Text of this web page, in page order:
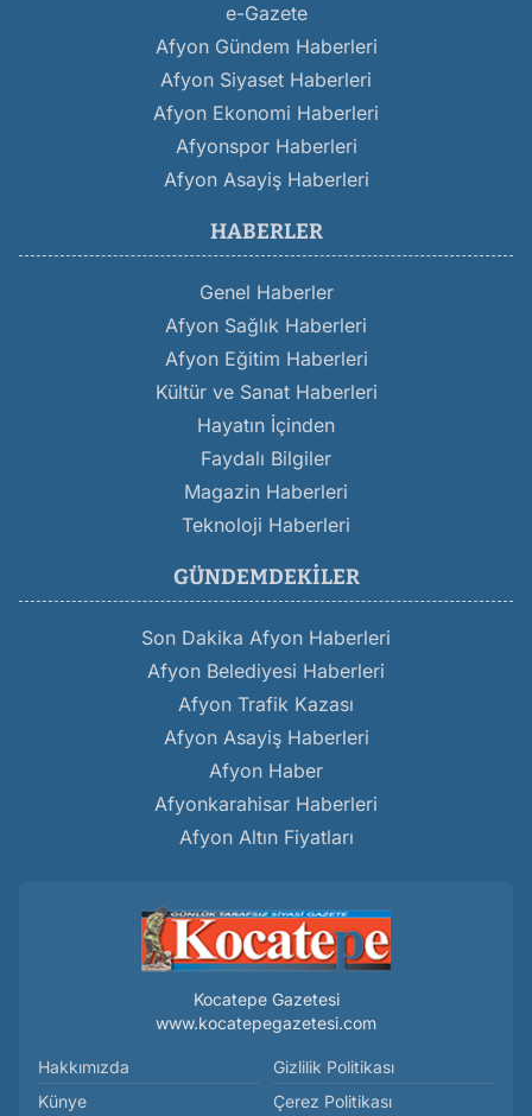
e-Gazete
Afyon Gündem Haberleri
Afyon Siyaset Haberleri
Afyon Ekonomi Haberleri
Afyonspor Haberleri
Afyon Asayiş Haberleri
HABERLER
Genel Haberler
Afyon Sağlık Haberleri
Afyon Eğitim Haberleri
Kültür ve Sanat Haberleri
Hayatın İçinden
Faydalı Bilgiler
Magazin Haberleri
Teknoloji Haberleri
GÜNDEMDEKILER
Son Dakika Afyon Haberleri
Afyon Belediyesi Haberleri
Afyon Trafik Kazası
Afyon Asayiş Haberleri
Afyon Haber
Afyonkarahisar Haberleri
Afyon Altın Fiyatları
Kocatepe Gazetesi
www.kocatepegazetesi.com
Hakkımızda
Künye
Gizlilik Politikası
Çerez Politikası